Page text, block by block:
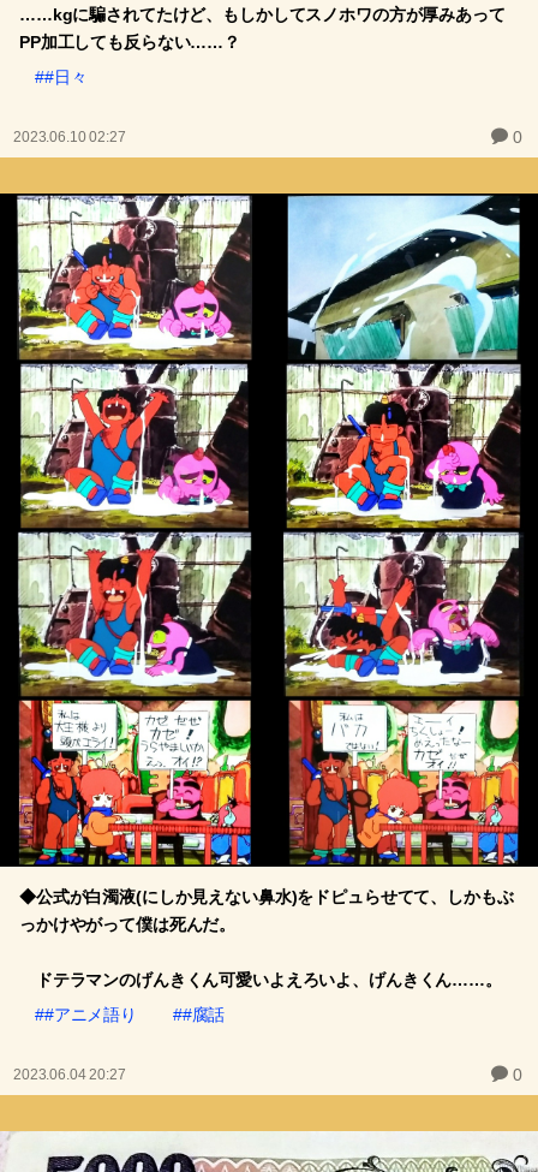
……kgに騙されてたけど、もしかしてスノホワの方が厚みあって
PP加工しても反らない……？
##日々
2023.06.10 02:27 0
◆公式が白濁液(にしか見えない鼻水)をドピュらせてて、しかもぶ
っかけやがって僕は死んだ。
ドテラマンのげんきくん可愛いよえろいよ、げんきくん……。
##アニメ語り
##腐話
2023.06.04 20:27 0